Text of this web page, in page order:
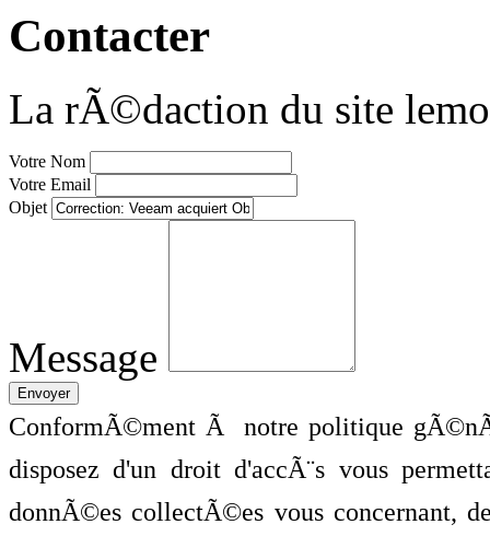
Contacter
La rÃ©daction du site
Votre Nom
Votre Email
Objet
Message
ConformÃ©ment Ã notre politique
disposez d'un droit d'accÃ¨s vous
donnÃ©es collectÃ©es vous concernant,